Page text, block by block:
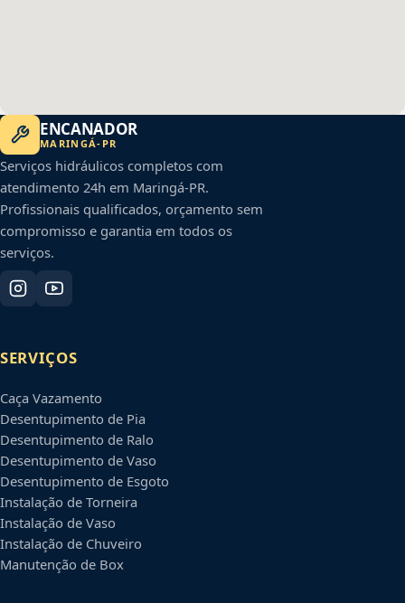
ENCANADOR
MARINGÁ- PR
Serviços hidráulicos completos com
atendimento 24h em Maringá-PR.
Profissionais qualificados, orçamento sem
compromisso e garantia em todos os
serviços.
SERVIÇOS
Caça Vazamento
Desentupimento de Pia
Desentupimento de Ralo
Desentupimento de Vaso
Desentupimento de Esgoto
Instalação de Torneira
Instalação de Vaso
Instalação de Chuveiro
Manutenção de Box